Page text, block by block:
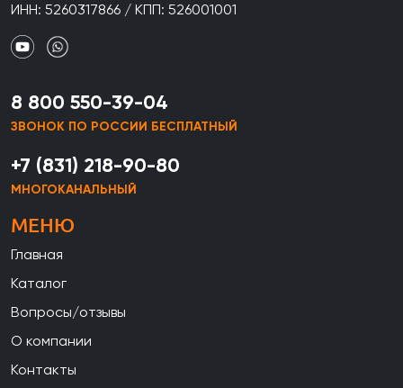
ИНН: 5260317866 / КПП: 526001001
8 800 550-39-04
ЗВОНОК ПО РОССИИ БЕСПЛАТНЫЙ
+7 (831) 218-90-80
МНОГОКАНАЛЬНЫЙ
МЕНЮ
Главная
Каталог
Вопросы/отзывы
О компании
Контакты